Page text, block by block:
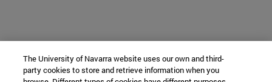
The University of Navarra website uses our own and third-
party cookies to store and retrieve information when you